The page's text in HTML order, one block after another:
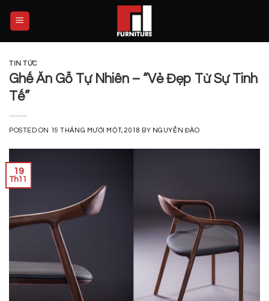
TIN TỨC
Ghế Ăn Gỗ Tự Nhiên – “Vẻ Đẹp Từ Sự Tinh
Tế”
POSTED ON 19 THÁNG MƯỜI MỘT, 2018 BY NGUYỄN ĐÀO
19
Th11